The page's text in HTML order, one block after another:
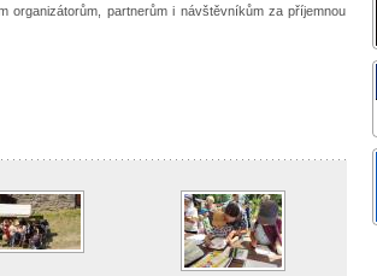
partnerům i návštěvníkům za příjemnou